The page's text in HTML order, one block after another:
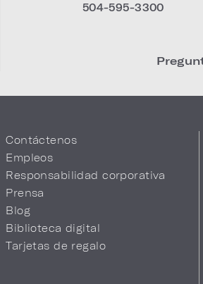
504-595-3300
Contáctenos
Empleos
Responsabilidad corporativa
Prensa
Blog
Biblioteca digital
Tarjetas de regalo